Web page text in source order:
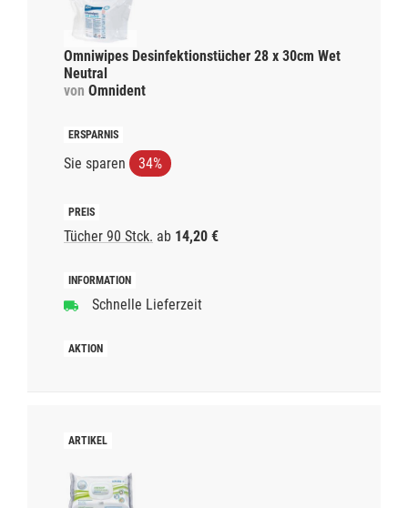
Omniwipes Desinfektionstücher 28 x 30cm Wet
Neutral
von Omnident
Sie sparen 34%
Tücher 90 Stck. ab 14,20 €
Schnelle Lieferzeit